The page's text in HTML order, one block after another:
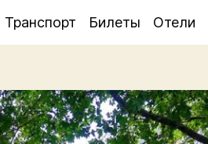
Транспорт Билеты Отели